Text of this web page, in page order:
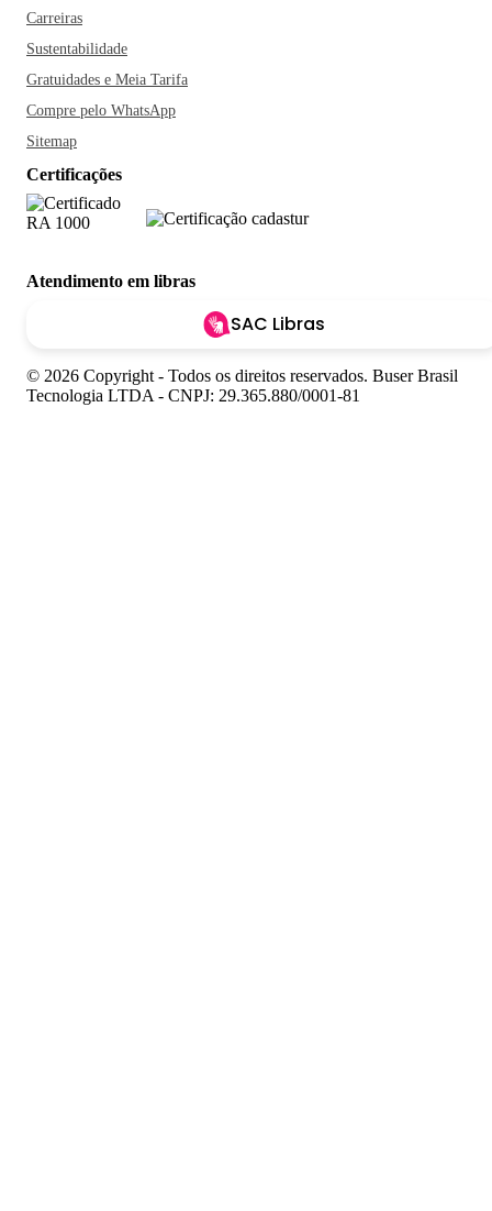
Carreiras
Sustentabilidade
Gratuidades e Meia Tarifa
Compre pelo WhatsApp
Sitemap
Certificações
Atendimento em libras
SAC Libras
© 2026 Copyright - Todos os direitos reservados. Buser Brasil
Tecnologia LTDA - CNPJ: 29.365.880/0001-81